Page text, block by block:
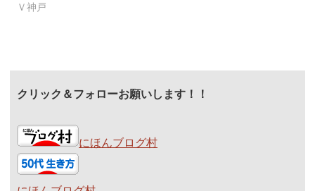
Ｖ神戸
クリック＆フォローお願いします！！
にほんブログ村